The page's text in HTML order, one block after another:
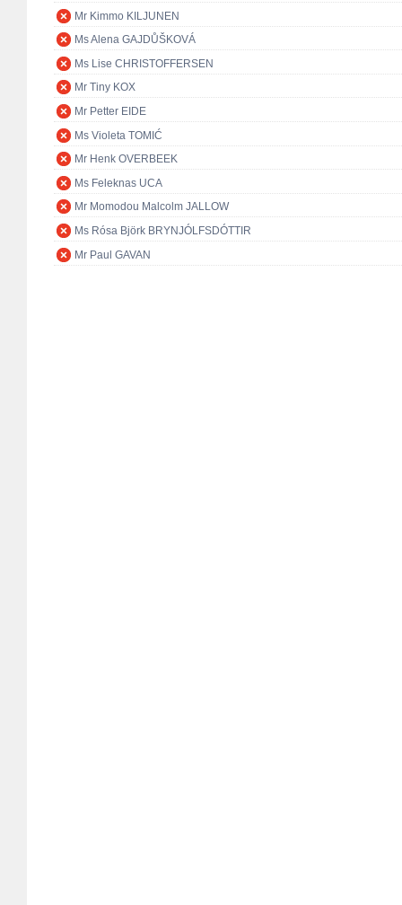
Mr Kimmo KILJUNEN
Ms Alena GAJDŮŠKOVÁ
Ms Lise CHRISTOFFERSEN
Mr Tiny KOX
Mr Petter EIDE
Ms Violeta TOMIĆ
Mr Henk OVERBEEK
Ms Feleknas UCA
Mr Momodou Malcolm JALLOW
Ms Rósa Björk BRYNJÓLFSDÓTTIR
Mr Paul GAVAN